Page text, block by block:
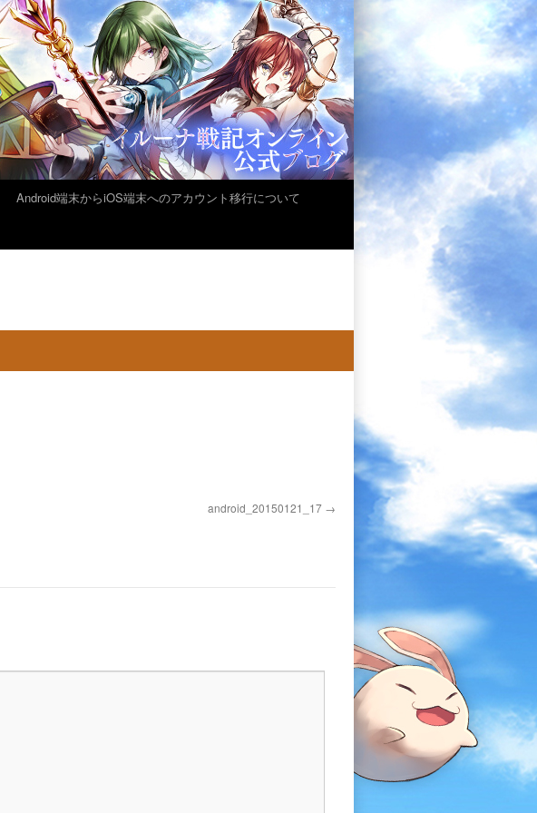
Android端末からiOS端末へのアカウント移行について
android_20150121_17